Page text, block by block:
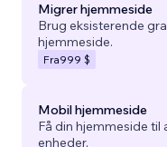
Migrer hjemmeside
Brug eksisterende
hjemmeside.
Fra999 $
Mobil hjemmeside
Få din hjemmeside til
enheder.